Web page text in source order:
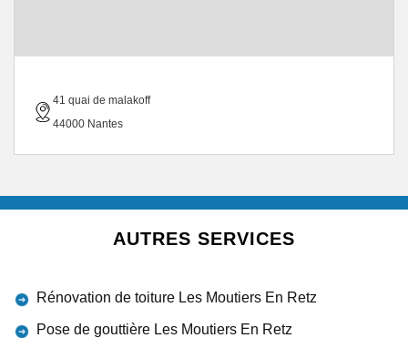
41 quai de malakoff
44000 Nantes
AUTRES SERVICES
Rénovation de toiture Les Moutiers En Retz
Pose de gouttière Les Moutiers En Retz